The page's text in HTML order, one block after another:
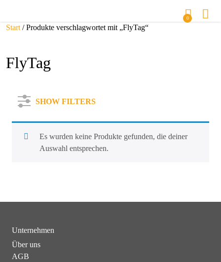
0
Start / Produkte verschlagwortet mit „FlyTag“
FlyTag
SHOW FILTERS
Es wurden keine Produkte gefunden, die deiner
Auswahl entsprechen.
Unternehmen
Über uns
AGB